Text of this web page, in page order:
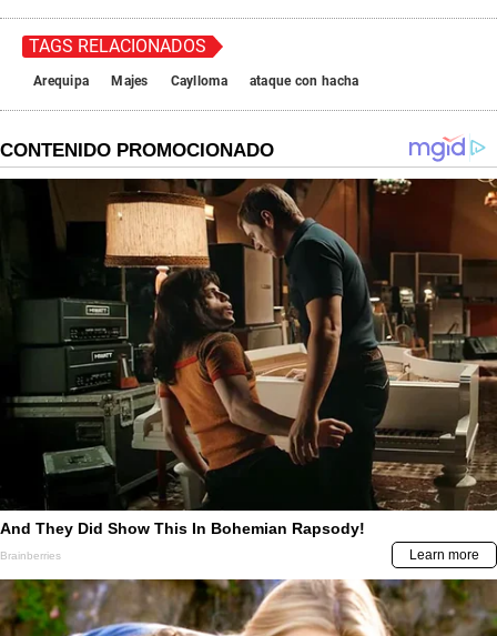
TAGS RELACIONADOS
Arequipa Majes Caylloma ataque con hacha